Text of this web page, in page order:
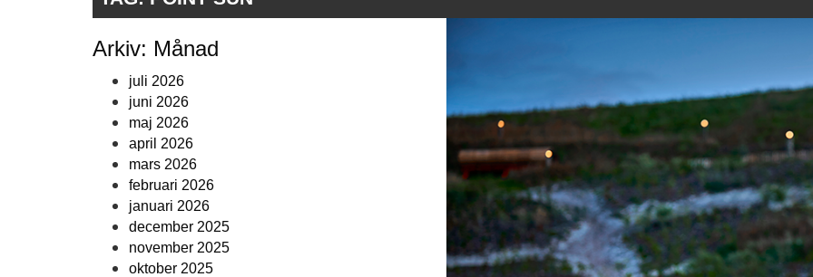
Arkiv: Månad
juli 2026
juni 2026
maj 2026
april 2026
mars 2026
februari 2026
januari 2026
december 2025
november 2025
oktober 2025